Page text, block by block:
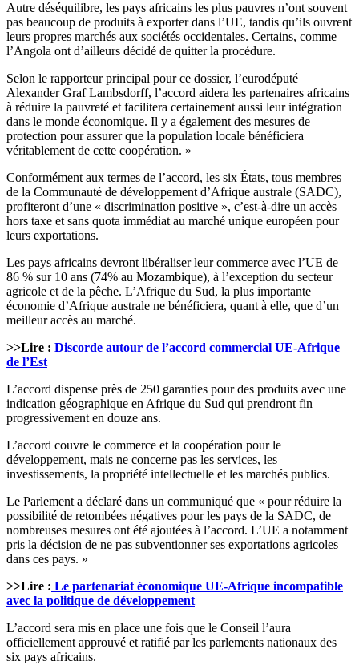
Autre déséquilibre, les pays africains les plus pauvres n’ont souvent
pas beaucoup de produits à exporter dans l’UE, tandis qu’ils ouvrent
leurs propres marchés aux sociétés occidentales. Certains, comme
l’Angola ont d’ailleurs décidé de quitter la procédure.
Selon le rapporteur principal pour ce dossier, l’eurodéputé
Alexander Graf Lambsdorff, l’accord aidera les partenaires africains
à réduire la pauvreté et facilitera certainement aussi leur intégration
dans le monde économique. Il y a également des mesures de
protection pour assurer que la population locale bénéficiera
véritablement de cette coopération. »
Conformément aux termes de l’accord, les six États, tous membres
de la Communauté de développement d’Afrique australe (SADC),
profiteront d’une « discrimination positive », c’est-à-dire un accès
hors taxe et sans quota immédiat au marché unique européen pour
leurs exportations.
Les pays africains devront libéraliser leur commerce avec l’UE de
86 % sur 10 ans (74% au Mozambique), à l’exception du secteur
agricole et de la pêche. L’Afrique du Sud, la plus importante
économie d’Afrique australe ne bénéficiera, quant à elle, que d’un
meilleur accès au marché.
>>Lire : Discorde autour de l’accord commercial UE-Afrique
de l’Est
L’accord dispense près de 250 garanties pour des produits avec une
indication géographique en Afrique du Sud qui prendront fin
progressivement en douze ans.
L’accord couvre le commerce et la coopération pour le
développement, mais ne concerne pas les services, les
investissements, la propriété intellectuelle et les marchés publics.
Le Parlement a déclaré dans un communiqué que « pour réduire la
possibilité de retombées négatives pour les pays de la SADC, de
nombreuses mesures ont été ajoutées à l’accord. L’UE a notamment
pris la décision de ne pas subventionner ses exportations agricoles
dans ces pays. »
>>Lire : Le partenariat économique UE-Afrique incompatible
avec la politique de développement
L’accord sera mis en place une fois que le Conseil l’aura
officiellement approuvé et ratifié par les parlements nationaux des
six pays africains.